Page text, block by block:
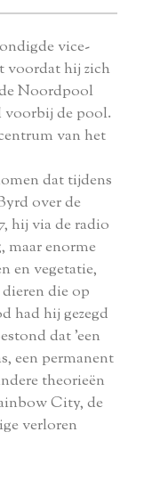
vice-
voordat hij zich
Noordpool
voorbij de pool.
van het
dat tijdens
over de
hij via de radio
maar enorme
en vegetatie,
die op
had hij gezegd
dat 'een
een permanent
theorieën
City, de
verloren